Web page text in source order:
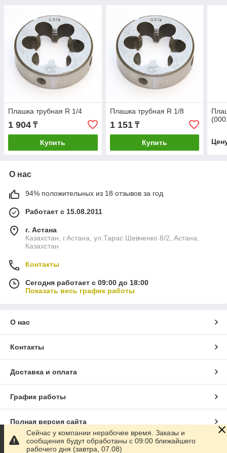
Плашка трубная R 1/4
1 904 ₸
Купить
Плашка трубная R 1/8
1 151₸
Купить
О нас
94% положительных из 18 отзывов за год
Работает с 15.08.2011
г. Астана
Казахстан, г.Астана, ул.Тарас Шевченко 8/2, Астана,
Казахстан
Контакты
Сегодня работает с 09:00 до 18:00
Показать весь график работы
О нас
Контакты
Доставка и оплата
График работы
Полная версия сайта
Сайт создан на маркетплейсеSatu.kz
Сейчас у компании нерабочее время. Заказы и
сообщения будут обработаны с 09:00 ближайшего
рабочего дня (завтра, 07.08)